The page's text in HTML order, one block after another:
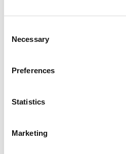
Selection
Necessary
Preferences
Statistics
Marketing
"Doenças da
Pedro Choy"
dor,
lombalgia, mtc, pedro choy,